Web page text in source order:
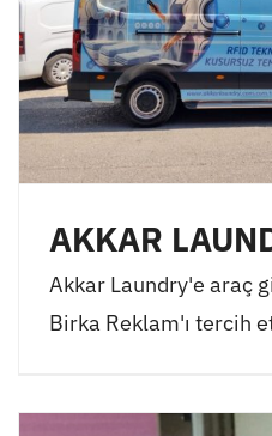
AKKAR
Akkar Laundry'e araç
Birka Reklam'ı tercih